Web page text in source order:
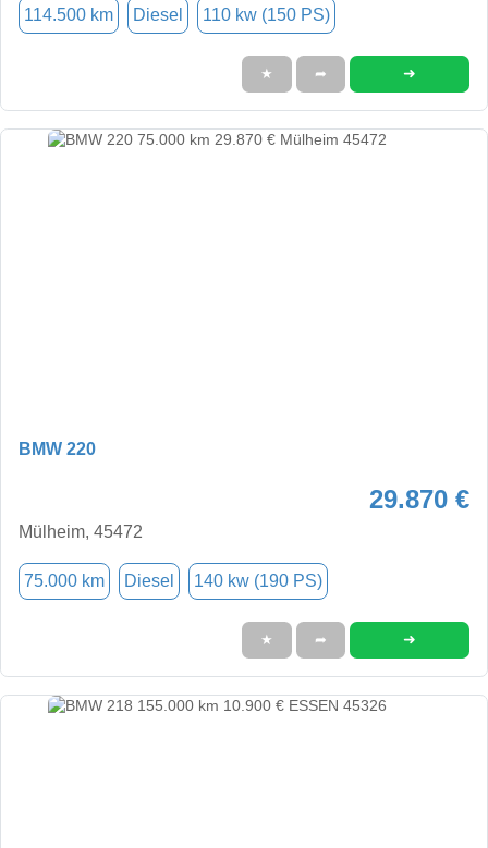
114.500 km Diesel 110 kw (150 PS)
★ ➦ ➜
BMW 220
29.870 €
Mülheim, 45472
75.000 km Diesel 140 kw (190 PS)
★ ➦ ➜